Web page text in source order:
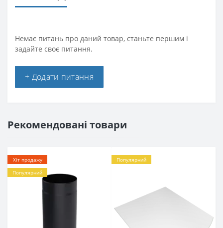
Немає питань про даний товар, станьте першим і
задайте своє питання.
+ Додати питання
Рекомендовані товари
Хіт продажу
Популярний
Популярний